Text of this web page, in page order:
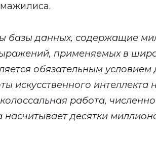
мажилиса.
базы данных, содержащие
применяемых в
обязательным условием
искусственного интеллекта
работа,
насчитывает десятки